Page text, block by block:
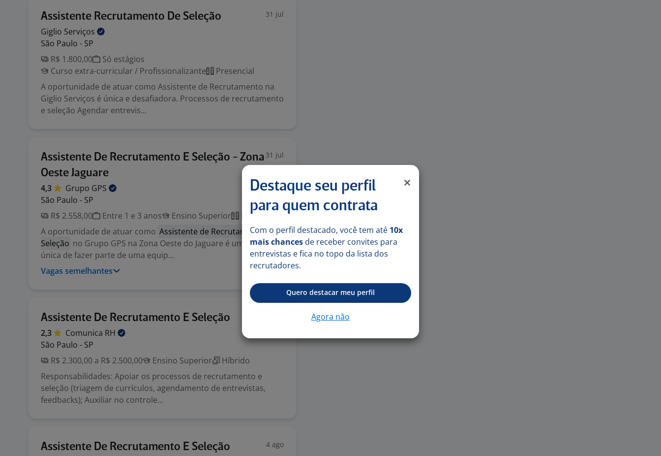
Assistente Recrutamento De Seleção 31 jul
Giglio Serviços
São Paulo - SP
R$ 1.800,00
Só estágios
Curso extra-curricular / Profissionalizante
Presencial
A oportunidade de atuar como Assistente de Recrutamento na
Giglio Serviços é única e desafiadora. Processos de recrutamento
e seleção Agendar entrevis...
Assistente De Recrutamento E Seleção - Zona
Oeste Jaguare
31 jul
4,3 Grupo GPS
São Paulo - SP
R$ 2.558,00
Entre 1 e 3 anos Ensino Superior
Presencial
A oportunidade de atuar como Assistente de Recrutamento e
Seleção no Grupo GPS na Zona Oeste do Jaguare é uma chance
única de fazer parte de uma equip...
Vagas semelhantes
Assistente De Recrutamento E Seleção
2,3 Comunica RH
São Paulo - SP
R$ 2.300,00 a R$ 2.500,00
Ensino Superior
Híbrido
Responsabilidades: Apoiar os processos de recrutamento e
seleção (triagem de currículos, agendamento de entrevistas,
feedbacks); Auxiliar no controle...
Assistente De Recrutamento E Seleção 4 ago
Destaque seu perfil
para quem contrata
Com o perfil destacado, você tem até 10x
mais chances de receber convites para
entrevistas e fica no topo da lista dos
recrutadores.
Quero destacar meu perfil
Agora não